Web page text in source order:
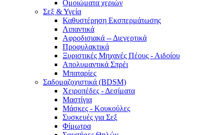
Ομοιώματα χεριών
Σεξ & Υγεία
Καθυστέρηση Εκσπερμάτωσης
Λιπαντικά
Αφροδισιακά -- Διεγερτικά
Προφυλακτικά
Ξυριστικές Μηχανές Πέους - Αιδοίου
Απολυμαντικά Σπρέι
Μπαταρίες
Σαδομαζοχιστικά (BDSM)
Χειροπέδες - Δεσίματα
Μαστίγια
Μάσκες - Κουκούλες
Συσκευές για Σεξ
Φίμωτρα